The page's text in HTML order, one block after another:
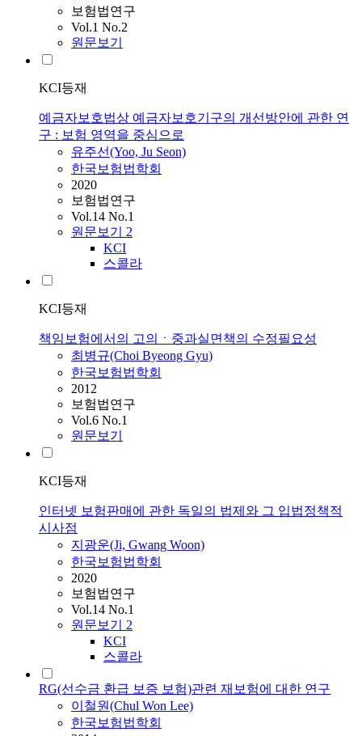
보험법연구
Vol.1 No.2
원문보기
KCI등재
예금자보호법상 예금자보호기구의 개선방안에 관한 연
구 : 보험 영역을 중심으로
유주선(Yoo, Ju Seon)
한국보험법학회
2020
보험법연구
Vol.14 No.1
원문보기 2
KCI
스콜라
KCI등재
책임보험에서의 고의ㆍ중과실면책의 수정필요성
최병규(Choi Byeong Gyu)
한국보험법학회
2012
보험법연구
Vol.6 No.1
원문보기
KCI등재
인터넷 보험판매에 관한 독일의 법제와 그 입법정책적
시사점
지광운(Ji, Gwang Woon)
한국보험법학회
2020
보험법연구
Vol.14 No.1
원문보기 2
KCI
스콜라
RG(선수금 환급 보증 보험)관련 재보험에 대한 연구
이철원(Chul Won Lee)
한국보험법학회